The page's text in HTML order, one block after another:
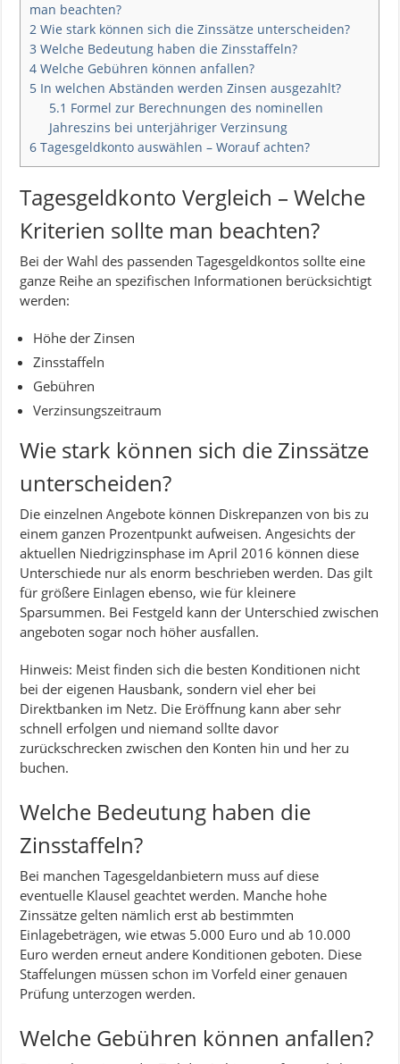
man beachten?
2 Wie stark können sich die Zinssätze unterscheiden?
3 Welche Bedeutung haben die Zinsstaffeln?
4 Welche Gebühren können anfallen?
5 In welchen Abständen werden Zinsen ausgezahlt?
5.1 Formel zur Berechnungen des nominellen
Jahreszins bei unterjähriger Verzinsung
6 Tagesgeldkonto auswählen – Worauf achten?
Tagesgeldkonto Vergleich – Welche
Kriterien sollte man beachten?
Bei der Wahl des passenden Tagesgeldkontos sollte eine
ganze Reihe an spezifischen Informationen berücksichtigt
werden:
Höhe der Zinsen
Zinsstaffeln
Gebühren
Verzinsungszeitraum
Wie stark können sich die Zinssätze
unterscheiden?
Die einzelnen Angebote können Diskrepanzen von bis zu
einem ganzen Prozentpunkt aufweisen. Angesichts der
aktuellen Niedrigzinsphase im April 2016 können diese
Unterschiede nur als enorm beschrieben werden. Das gilt
für größere Einlagen ebenso, wie für kleinere
Sparsummen. Bei Festgeld kann der Unterschied zwischen
angeboten sogar noch höher ausfallen.
Hinweis: Meist finden sich die besten Konditionen nicht
bei der eigenen Hausbank, sondern viel eher bei
Direktbanken im Netz. Die Eröffnung kann aber sehr
schnell erfolgen und niemand sollte davor
zurückschrecken zwischen den Konten hin und her zu
buchen.
Welche Bedeutung haben die
Zinsstaffeln?
Bei manchen Tagesgeldanbietern muss auf diese
eventuelle Klausel geachtet werden. Manche hohe
Zinssätze gelten nämlich erst ab bestimmten
Einlagebeträgen, wie etwas 5.000 Euro und ab 10.000
Euro werden erneut andere Konditionen geboten. Diese
Staffelungen müssen schon im Vorfeld einer genauen
Prüfung unterzogen werden.
Welche Gebühren können anfallen?